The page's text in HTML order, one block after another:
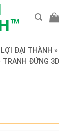
ĐẠI THÀNH »
TRANH ĐỨNG 3D